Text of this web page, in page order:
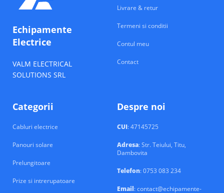
Echipamente
Electrice
VALM ELECTRICAL
SOLUTIONS SRL
Livrare & retur
Termeni si conditii
Contul meu
Contact
Categorii
Cabluri electrice
Panouri solare
Prelungitoare
Prize si intrerupatoare
Despre noi
CUI: 47145725
Adresa: Str. Teiului, Titu,
Dambovita
Telefon: 0753 083 234
Email: contact@echipamente-